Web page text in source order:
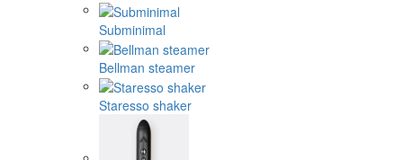
Subminimal
Bellman steamer
Staresso shaker